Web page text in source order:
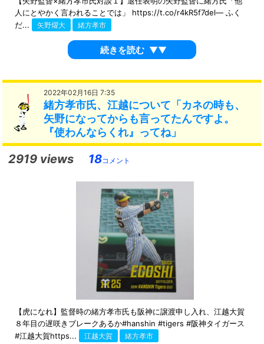
人にとやかく言われることでは」 https://t.co/r4kR5f7del— ふく
だ...
矢野燿大 緒方孝市
続きを読む ▼▼
2022年02月16日 7:35
緒方孝市氏、江越について「カネの時も、
矢野になってからも言ってたんですよ。
『使わんならくれ』ってね」
2919 views 18コメント
【虎になれ】監督時の緒方孝市氏も阪神に譲渡申し入れ、江越大賀
８年目の遅咲きブレークあるか#hanshin #tigers #阪神タイガース
#江越大賀https...
江越大賀 緒方孝市